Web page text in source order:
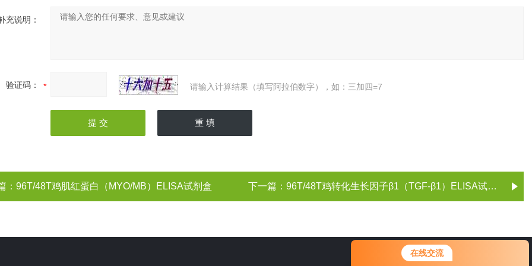
在线交流
充说明：
验证码： 请输入计算结果（填写阿拉伯数字），如：三加四=7
： 96T/48T鸡肌红蛋白（MYO/MB）ELISA试剂盒 下一篇： 96T/48T鸡转化生长因子β1（TGF-β1）ELISA试剂盒